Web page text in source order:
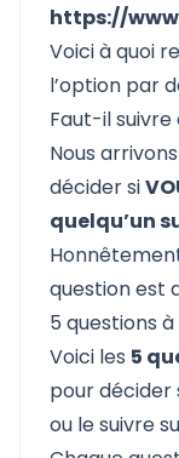
https://
Voici à quoi
l’option par
Faut-il suivre
Nous
décider si
quelqu’un
question est
5 questions
Voici les 5
pour décider
ou le suivre